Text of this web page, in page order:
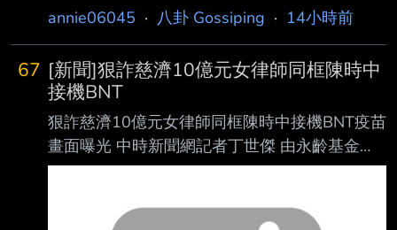
罐頭來拌麵吃 感覺有點膩了 有沒有料理高手可
--
annie06045 · 八卦 Gossiping · 14小時前
67 [新聞]狠詐慈濟10億元女律師同框陳時中
接機BNT
狠詐慈濟10億元女律師同框陳時中接機BNT疫苗
畫面曝光 中時新聞網記者丁世傑 由永齡基金
會、台積電和慈濟等民間單位購買輝瑞BNT疫
晨7時運抵桃園機場。